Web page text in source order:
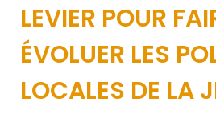
LEVIER POUR
ÉVOLUER LES
LOCALES DE LA